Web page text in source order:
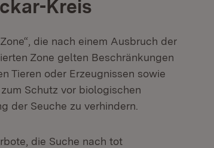
Kreis
die nach einem Ausbruch der
Zone gelten Beschränkungen
Tieren oder Erzeugnissen sowie
Schutz vor biologischen
der Seuche zu verhindern.
die Suche nach tot